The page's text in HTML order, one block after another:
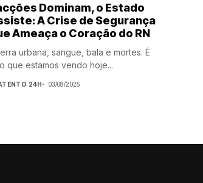
Dominam, o Estado
A Crise de Segurança
Ameaça o Coração do RN
urbana, sangue, bala e mortes. É
que estamos vendo hoje...
24H 03/08/2025